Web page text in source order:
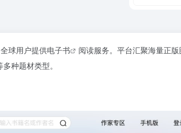
球用户提供电子书
阅读服务。平台汇聚海量正
种题材类型。